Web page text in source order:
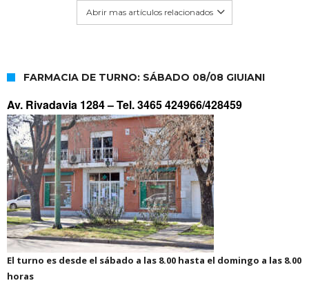
Abrir mas artículos relacionados
FARMACIA DE TURNO: SÁBADO 08/08 GIUIANI
Av. Rivadavia 1284 –Tel. 3465 424966/428459
El turno es desde el sábado a las 8.00 hasta el domingo a las 8.00
horas